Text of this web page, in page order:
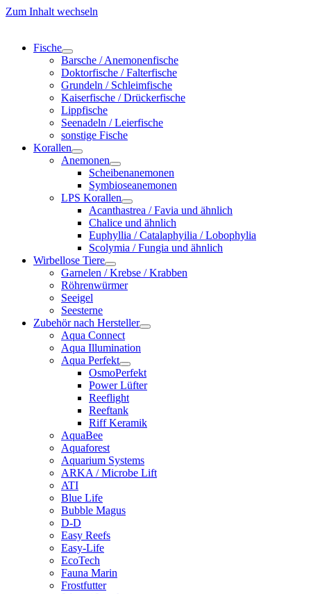
Zum Inhalt wechseln
Fische
Barsche / Anemonenfische
Doktorfische / Falterfische
Grundeln / Schleimfische
Kaiserfische / Drückerfische
Lippfische
Seenadeln / Leierfische
sonstige Fische
Korallen
Anemonen
Scheibenanemonen
Symbioseanemonen
LPS Korallen
Acanthastrea / Favia und ähnlich
Chalice und ähnlich
Euphyllia / Catalaphyilia / Lobophylia
Scolymia / Fungia und ähnlich
Wirbellose Tiere
Garnelen / Krebse / Krabben
Röhrenwürmer
Seeigel
Seesterne
Zubehör nach Hersteller
Aqua Connect
Aqua Illumination
Aqua Perfekt
OsmoPerfekt
Power Lüfter
Reeflight
Reeftank
Riff Keramik
AquaBee
Aquaforest
Aquarium Systems
ARKA / Microbe Lift
ATI
Blue Life
Bubble Magus
D-D
Easy Reefs
Easy-Life
EcoTech
Fauna Marin
Frostfutter